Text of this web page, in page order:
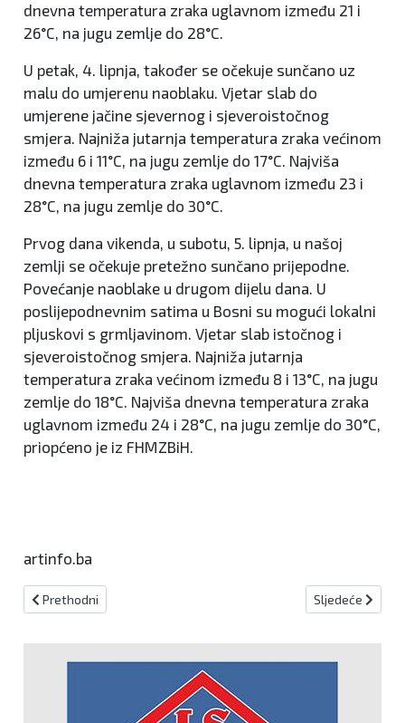
dnevna temperatura zraka uglavnom između 21 i
26°C, na jugu zemlje do 28°C.
U petak, 4. lipnja, također se očekuje sunčano uz
malu do umjerenu naoblaku. Vjetar slab do
umjerene jačine sjevernog i sjeveroistočnog
smjera. Najniža jutarnja temperatura zraka većinom
između 6 i 11°C, na jugu zemlje do 17°C. Najviša
dnevna temperatura zraka uglavnom između 23 i
28°C, na jugu zemlje do 30°C.
Prvog dana vikenda, u subotu, 5. lipnja, u našoj
zemlji se očekuje pretežno sunčano prijepodne.
Povećanje naoblake u drugom dijelu dana. U
poslijepodnevnim satima u Bosni su mogući lokalni
pljuskovi s grmljavinom. Vjetar slab istočnog i
sjeveroistočnog smjera. Najniža jutarnja
temperatura zraka većinom između 8 i 13°C, na jugu
zemlje do 18°C. Najviša dnevna temperatura zraka
uglavnom između 24 i 28°C, na jugu zemlje do 30°C,
priopćeno je iz FHMZBiH.
artinfo.ba
Prethodni članak: Dan sjećanja župe Gromiljak
Prethodni Sljedeći
Sljedeće